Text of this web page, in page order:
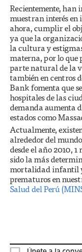
Recientemente, han
muestran interés
ahora, cumplir el
ya que la
la cultura y
materna, por lo que
parte natural de la
también en centros
Bank fomenta que
hospitales de las
demanda aumenta
estados como
Actualmente,
alrededor del
desde el año 2010,
sido la más
mortalidad infantil
prematuros en
Salud del Perú